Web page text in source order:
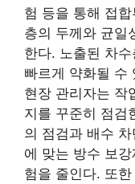
험 등을 통해 접
층의 두께와 균일
한다. 노출된 차
빠르게 약화될 수
현장 관리자는 작
지를 꾸준히 점검
의 점검과 배수
에 맞는 방수 보
험을 줄인다. 또